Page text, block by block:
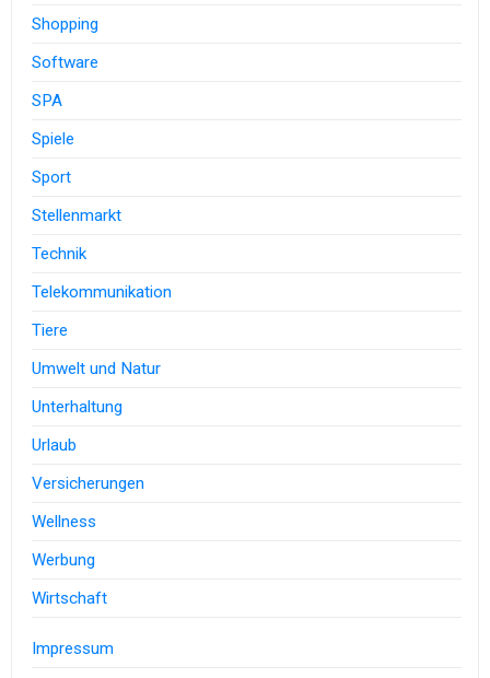
Shopping
Software
SPA
Spiele
Sport
Stellenmarkt
Technik
Telekommunikation
Tiere
Umwelt und Natur
Unterhaltung
Urlaub
Versicherungen
Wellness
Werbung
Wirtschaft
Impressum